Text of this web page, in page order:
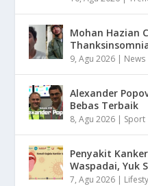
Mohan Hazian
9, Agu 2026 | News
Alexander
Bebas Terbaik
8, Agu 2026 | Sport
Penyakit
Waspadai, Yuk
7, Agu 2026 |